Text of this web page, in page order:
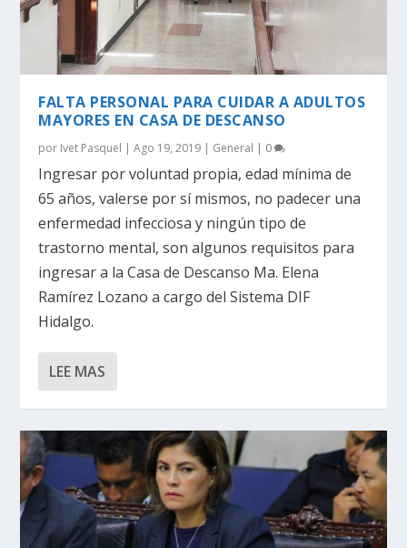
FALTA PERSONAL PARA CUIDAR A ADULTOS
MAYORES EN CASA DE DESCANSO
por Ivet Pasquel |Ago 19, 2019 | General | 0
Ingresar por voluntad propia, edad mínima de
65 años, valerse por sí mismos, no padecer una
enfermedad infecciosa y ningún tipo de
trastorno mental, son algunos requisitos para
ingresar a la Casa de Descanso Ma. Elena
Ramírez Lozano a cargo del Sistema DIF
Hidalgo.
LEE MAS